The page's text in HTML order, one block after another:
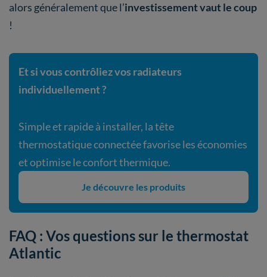
alors généralement que l’investissement vaut le coup
!
Et si vous contrôliez vos radiateurs
individuellement ?
Simple et rapide à installer, la tête
thermostatique connectée favorise les économies
et optimise le confort thermique.
Je découvre les produits
FAQ : Vos questions sur le thermostat
Atlantic